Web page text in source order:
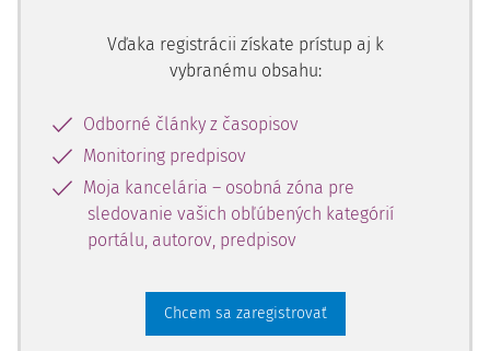
Vďaka registrácii získate prístup aj k
vybranému obsahu:
Odborné články z časopisov
Monitoring predpisov
Moja kancelária – osobná zóna pre
sledovanie vašich obľúbených kategórií
portálu, autorov, predpisov
Chcem sa zaregistrovať